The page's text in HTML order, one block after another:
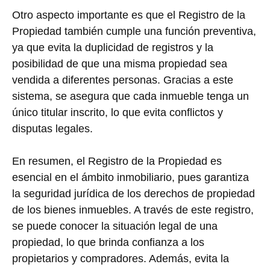
Otro aspecto importante es que el Registro de la
Propiedad también cumple una función preventiva,
ya que evita la duplicidad de registros y la
posibilidad de que una misma propiedad sea
vendida a diferentes personas. Gracias a este
sistema, se asegura que cada inmueble tenga un
único titular inscrito, lo que evita conflictos y
disputas legales.
En resumen, el Registro de la Propiedad es
esencial en el ámbito inmobiliario, pues garantiza
la seguridad jurídica de los derechos de propiedad
de los bienes inmuebles. A través de este registro,
se puede conocer la situación legal de una
propiedad, lo que brinda confianza a los
propietarios y compradores. Además, evita la